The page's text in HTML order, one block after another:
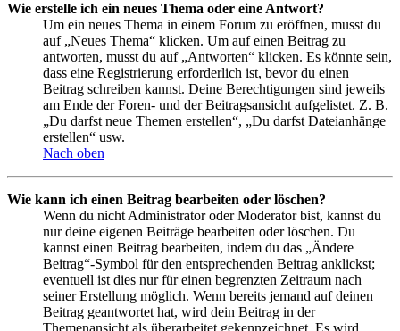
Wie erstelle ich ein neues Thema oder eine Antwort?
Um ein neues Thema in einem Forum zu eröffnen, musst du
auf „Neues Thema“ klicken. Um auf einen Beitrag zu
antworten, musst du auf „Antworten“ klicken. Es könnte sein,
dass eine Registrierung erforderlich ist, bevor du einen
Beitrag schreiben kannst. Deine Berechtigungen sind jeweils
am Ende der Foren- und der Beitragsansicht aufgelistet. Z. B.
„Du darfst neue Themen erstellen“, „Du darfst Dateianhänge
erstellen“ usw.
Nach oben
Wie kann ich einen Beitrag bearbeiten oder löschen?
Wenn du nicht Administrator oder Moderator bist, kannst du
nur deine eigenen Beiträge bearbeiten oder löschen. Du
kannst einen Beitrag bearbeiten, indem du das „Ändere
Beitrag“-Symbol für den entsprechenden Beitrag anklickst;
eventuell ist dies nur für einen begrenzten Zeitraum nach
seiner Erstellung möglich. Wenn bereits jemand auf deinen
Beitrag geantwortet hat, wird dein Beitrag in der